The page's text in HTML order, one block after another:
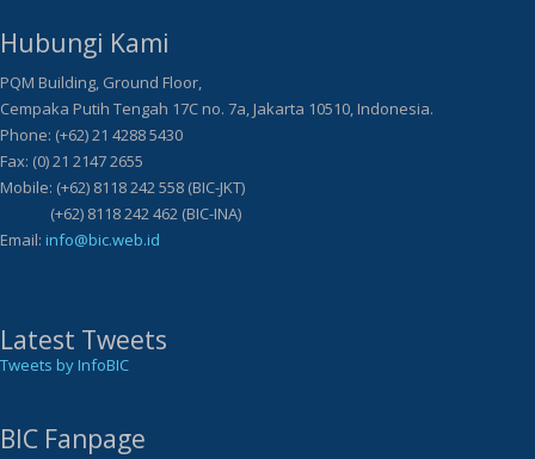
Hubungi Kami
PQM Building, Ground Floor,
Cempaka Putih Tengah 17C no. 7a, Jakarta 10510, Indonesia.
Phone: (+62) 21 4288 5430
Fax: (0) 21 2147 2655
Mobile: (+62) 8118 242 558 (BIC-JKT)
(+62) 8118 242 462 (BIC-INA)
Email: info@bic.web.id
Latest Tweets
Tweets by InfoBIC
BIC Fanpage